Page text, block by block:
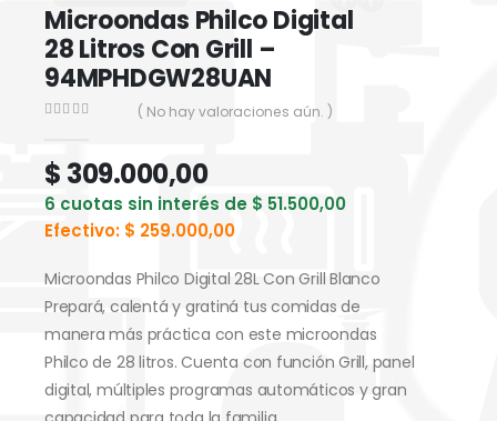
Microondas Philco Digital
28 Litros Con Grill –
94MPHDGW28UAN
( No hay valoraciones aún. )
$ 309.000,00
6 cuotas sin interés de $ 51.500,00
Efectivo: $ 259.000,00
Microondas Philco Digital 28L Con Grill Blanco
Prepará, calentá y gratiná tus comidas de
manera más práctica con este microondas
Philco de 28 litros. Cuenta con función Grill, panel
digital, múltiples programas automáticos y gran